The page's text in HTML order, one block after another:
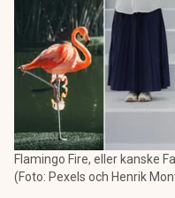
Flamingo Fire, eller kanske
(Foto: Pexels och Henrik